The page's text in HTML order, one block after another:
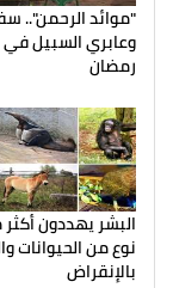
"موائد الرحمن"..
وعابري السبيل
رمضان
نوع من الحيوانات
بالإنقراض